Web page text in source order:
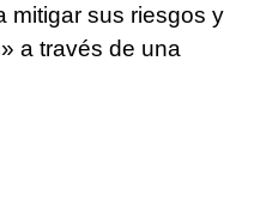
mitigar sus riesgos y
a través de una